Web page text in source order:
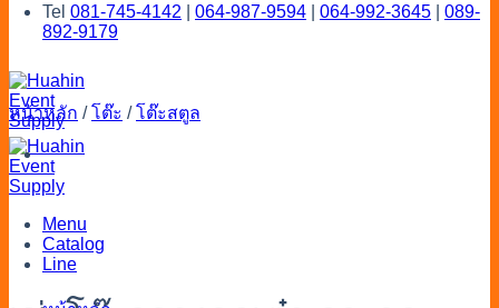
Tel 081-745-4142 064-987-9594 064-992-3645
089-
892-9179
Menu
Catalog
Line
หน้าหลัก / โต๊ะ / โต๊ะสตูล